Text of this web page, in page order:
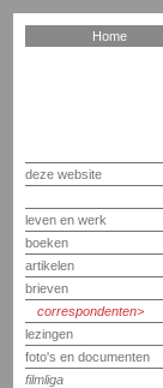
Home
deze website
leven en werk
boeken
artikelen
brieven
correspondenten
lezingen
foto's en documenten
filmliga